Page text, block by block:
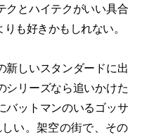
クとハイテクがいい具合
も好きかもしれない。
しいスタンダードに出
シリーズなら追いかけた
バットマンのいるゴッサ
い。架空の街で、その